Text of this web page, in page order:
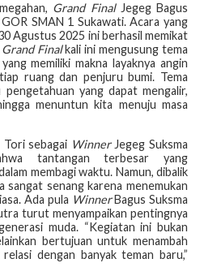
Grand FinalJegeg Bagus
SMAN 1 Sukawati. Acara yang
Agustus 2025 ini berhasil memikat
Grand Finalkali ini mengusung tema
memiliki makna layaknya angin
ruang dan penjuru bumi. Tema
yang dapat mengalir,
menuntun kita menuju masa
Tori sebagai WinnerJegeg Suksma
tantangan terbesar yang
membagi waktu. Namun, dibalik
sangat senang karena menemukan
Ada pula WinnerBagus Suksma
turut menyampaikan pentingnya
muda. “Kegiatan ini bukan
bertujuan untuk menambah
dengan banyak teman baru,”